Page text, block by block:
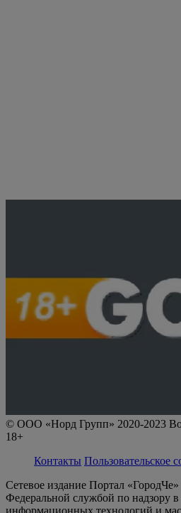
© ООО «Норд Групп» 2020-2023
18+
Контакты Пользовательское
Сетевое издание Портал
Федеральной службой по надзору в
информационных технологий и